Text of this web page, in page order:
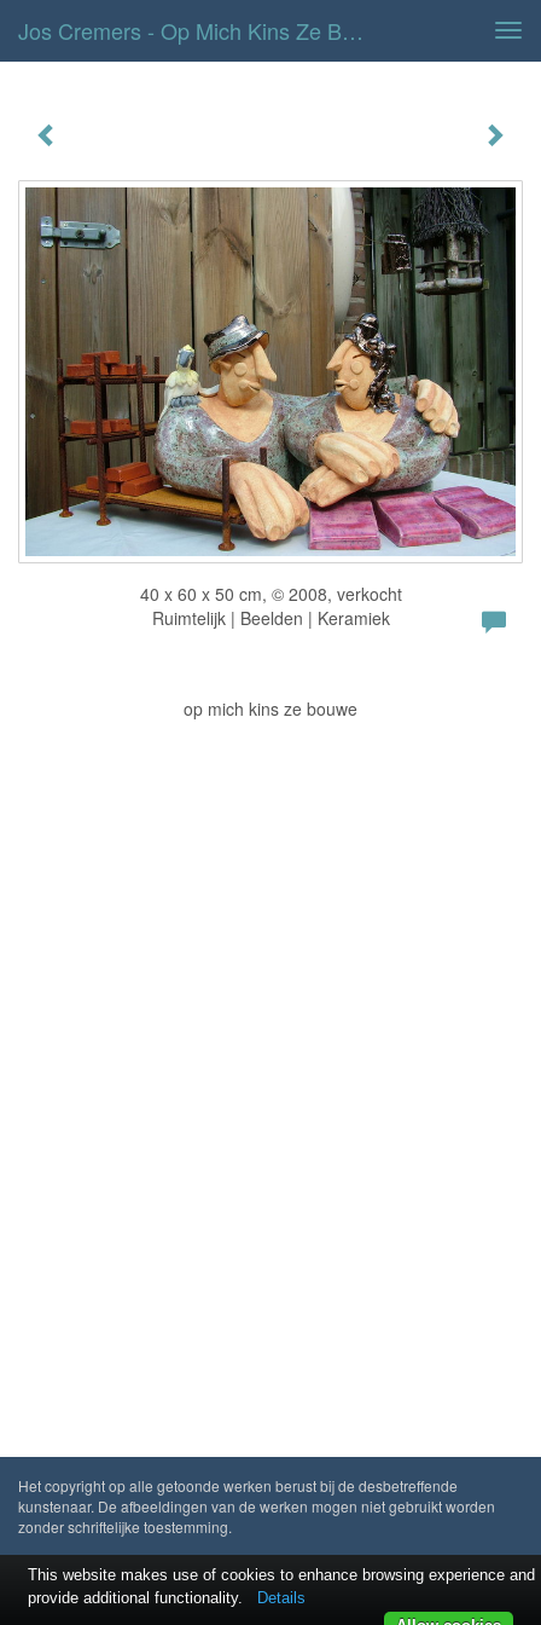
Jos Cremers - Op Mich Kins Ze Bouwe
40 x 60 x 50 cm, © 2008, verkocht
Ruimtelijk | Beelden | Keramiek
op mich kins ze bouwe
Het copyright op alle getoonde werken berust bij de desbetreffende
kunstenaar. De afbeeldingen van de werken mogen niet gebruikt worden
zonder schriftelijke toestemming.
This website makes use of cookies to enhance browsing experience and
provide additional functionality.
Details